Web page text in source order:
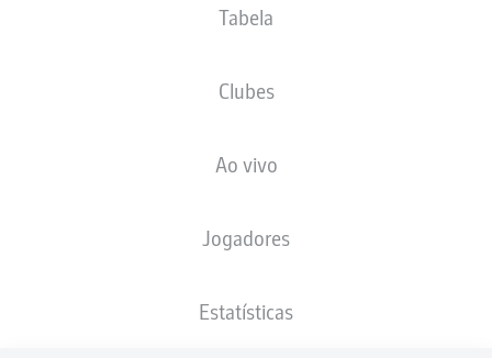
Tabela
Clubes
Ao vivo
Jogadores
Estatísticas
ESCALAÇÕES
A escalação inicial será divulgada 60
minutos antes do início da partida